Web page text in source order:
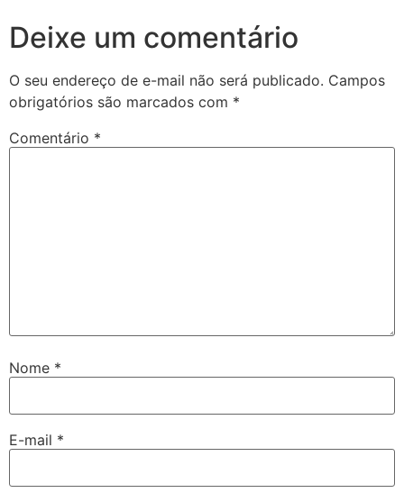
Deixe um comentário
O seu endereço de e-mail não será publicado. Campos
obrigatórios são marcados com *
Comentário *
Nome *
E-mail *